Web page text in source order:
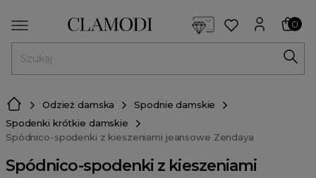
0
Odzież damska
Spodnie damskie
Spodenki krótkie damskie
Spódnico-spodenki z kieszeniami jeansowe Zendaya
Spódnico-spodenki z kieszeniami